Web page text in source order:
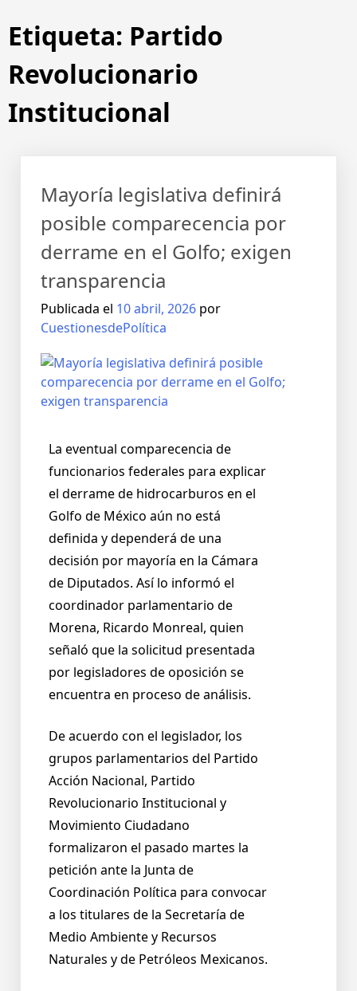
Etiqueta: Partido
Revolucionario
Institucional
Mayoría legislativa definirá
posible comparecencia por
derrame en el Golfo; exigen
transparencia
Publicada el 10 abril, 2026 por
CuestionesdePolítica
La eventual comparecencia de
funcionarios federales para explicar
el derrame de hidrocarburos en el
Golfo de México aún no está
definida y dependerá de una
decisión por mayoría en la Cámara
de Diputados. Así lo informó el
coordinador parlamentario de
Morena, Ricardo Monreal, quien
señaló que la solicitud presentada
por legisladores de oposición se
encuentra en proceso de análisis.
De acuerdo con el legislador, los
grupos parlamentarios del Partido
Acción Nacional, Partido
Revolucionario Institucional y
Movimiento Ciudadano
formalizaron el pasado martes la
petición ante la Junta de
Coordinación Política para convocar
a los titulares de la Secretaría de
Medio Ambiente y Recursos
Naturales y de Petróleos Mexicanos.